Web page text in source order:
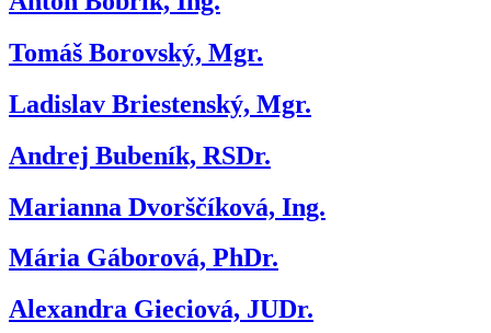
Tomáš Borovský, Mgr.
Ladislav Briestenský, Mgr.
Andrej Bubeník, RSDr.
Marianna Dvorščíková, Ing.
Mária Gáborová, PhDr.
Alexandra Gieciová, JUDr.